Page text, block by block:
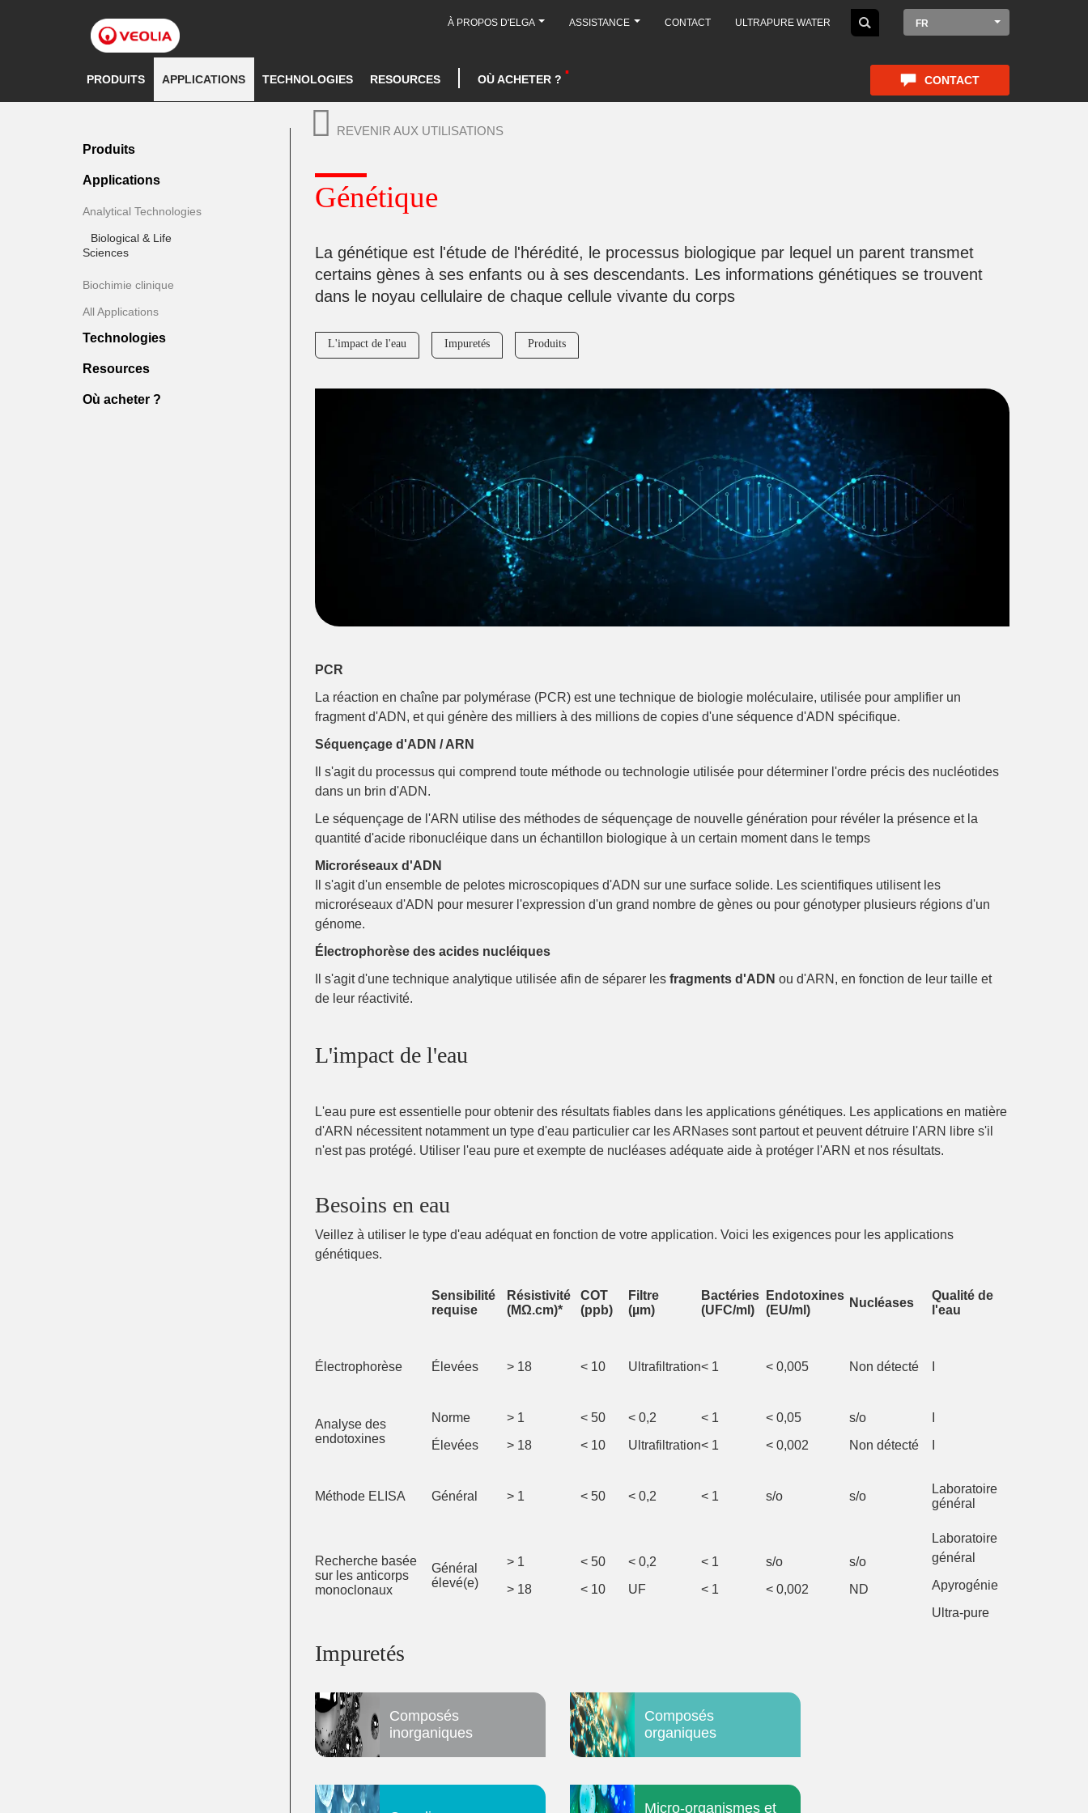
À PROPOS D'ELGA ASSISTANCE CONTACT ULTRAPURE WATER FR
PRODUITS APPLICATIONS TECHNOLOGIES RESOURCES OÙ ACHETER ? CONTACT
Produits
Applications
Analytical Technologies
Biological & Life
Sciences
Biochimie clinique
All Applications
Technologies
Resources
Où acheter ?
REVENIR AUX UTILISATIONS
Génétique
La génétique est l'étude de l'hérédité, le processus biologique par lequel un parent transmet
certains gènes à ses enfants ou à ses descendants. Les informations génétiques se trouvent
dans le noyau cellulaire de chaque cellule vivante du corps
L'impact de l'eau Impuretés Produits
PCR
La réaction en chaîne par polymérase (PCR) est une technique de biologie moléculaire, utilisée pour amplifier un
fragment d'ADN, et qui génère des milliers à des millions de copies d'une séquence d'ADN spécifique.
Séquençage d'ADN / ARN
Il s'agit du processus qui comprend toute méthode ou technologie utilisée pour déterminer l'ordre précis des nucléotides
dans un brin d'ADN.
Le séquençage de l'ARN utilise des méthodes de séquençage de nouvelle génération pour révéler la présence et la
quantité d'acide ribonucléique dans un échantillon biologique à un certain moment dans le temps
Microréseaux d'ADN
Il s'agit d'un ensemble de pelotes microscopiques d'ADN sur une surface solide. Les scientifiques utilisent les
microréseaux d'ADN pour mesurer l'expression d'un grand nombre de gènes ou pour génotyper plusieurs régions d'un
génome.
Électrophorèse des acides nucléiques
Il s'agit d'une technique analytique utilisée afin de séparer lesfragments d'ADN ou d'ARN, en fonction de leur taille et
de leur réactivité.
L'impact de l'eau
L'eau pure est essentielle pour obtenir des résultats fiables dans les applications génétiques. Les applications en matière
d'ARN nécessitent notamment un type d'eau particulier car les ARNases sont partout et peuvent détruire l'ARN libre s'il
n'est pas protégé. Utiliser l'eau pure et exempte de nucléases adéquate aide à protéger l'ARN et nos résultats.
Besoins en eau
Veillez à utiliser le type d'eau adéquat en fonction de votre application. Voici les exigences pour les applications
génétiques.
Sensibilité
requise
Résistivité
(MΩ.cm)*
COT
(ppb)
Filtre
(µm)
Bactéries
(UFC/ml)
Endotoxines
(EU/ml)
Nucléases
Qualité de
l'eau
Électrophorèse Élevées > 18 < 10 Ultrafiltration< 1 < 0,005 Non détecté
Analyse des
endotoxines
Norme
Élevées
> 1
> 18
< 50
< 10
< 0,2
Ultrafiltration
< 1
< 1
< 0,05
< 0,002
s/o
Non détecté
Méthode ELISA Général > 1 < 50 < 0,2 < 1 s/o s/o
Laboratoire
général
Recherche basée
sur les anticorps
monoclonaux
Général
élevé(e)
> 1
> 18
< 50
< 10
< 0,2
UF
< 1
< 1
s/o
< 0,002
s/o
ND
Laboratoire
général
Apyrogénie
Ultra-pure
Impuretés
Composés
inorganiques
Composés
organiques
Micro-organismes et